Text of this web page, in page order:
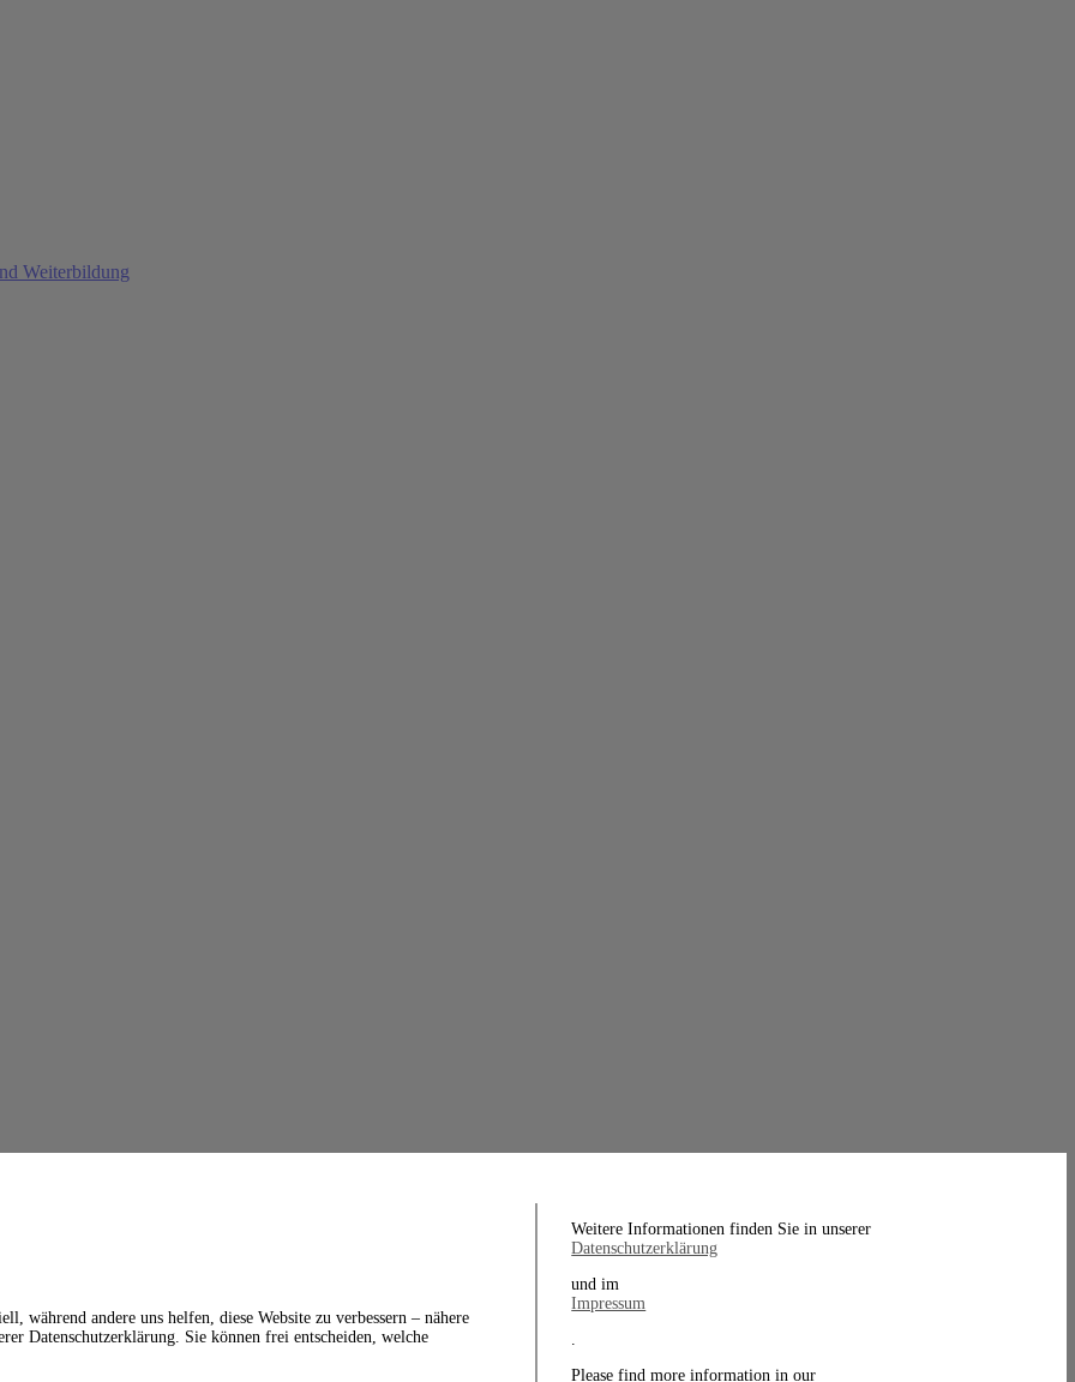
Weiterbildung
während andere uns helfen, diese Website zu verbessern – nähere
Datenschutzerklärung. Sie können frei entscheiden, welche
Weitere Informationen finden Sie in unserer
Datenschutzerklärung
und im
Impressum
.
Please find more information in our